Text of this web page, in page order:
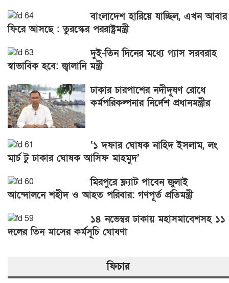
বাংলাদেশ হারিয়ে যাচ্ছিল, এখন আবার
ফিরে আসছে : তুরস্কের পররাষ্ট্রমন্ত্রী
দুই-তিন দিনের মধ্যে গ্যাস সরবরাহ
স্বাভাবিক হবে: জ্বালানি মন্ত্রী
ঢাকার চারপাশের নদীদূষণ রোধে
কর্মপরিকল্পনার নির্দেশ প্রধানমন্ত্রীর
‘১ দফার ঘোষক নাহিদ ইসলাম, লং
মার্চ টু ঢাকার ঘোষক আসিফ মাহমুদ’
মিরপুরে ফ্ল্যাট পাবেন জুলাই
আন্দোলনে শহীদ ও আহত পরিবার: গণপূর্ত প্রতিমন্ত্রী
১৪ নভেম্বর ঢাকায় মহাসমাবেশসহ ১১
দলের তিন মাসের কর্মসূচি ঘোষণা
ফিচার